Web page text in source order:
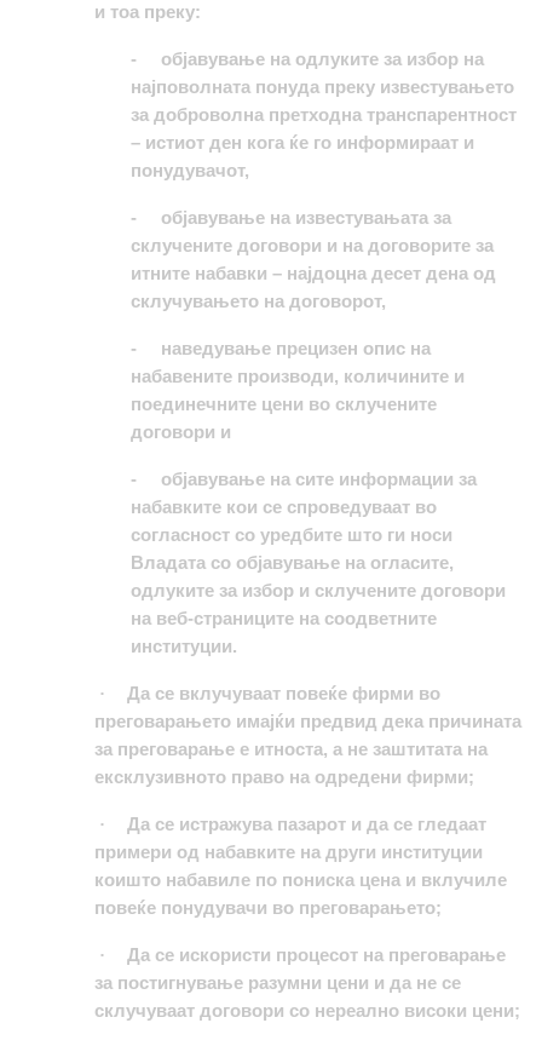
и тоа преку:
-
објавување на одлуките за избор на
најповолната понуда преку известувањето
за доброволна претходна транспарентност
– истиот ден кога ќе го информираат и
понудувачот,
-
објавување на известувањата за
склучените договори и на договорите за
итните набавки – најдоцна десет дена од
склучувањето на договорот,
-
наведување прецизен опис на
набавените производи, количините и
поединечните цени во склучените
договори и
-
објавување на сите информации за
набавките кои се спроведуваат во
согласност со уредбите што ги носи
Владата со објавување на огласите,
одлуките за избор и склучените договори
на веб-страниците на соодветните
институции.
·
Да се вклучуваат повеќе фирми во
преговарањето имајќи предвид дека причината
за преговарање е итноста, а не заштитата на
ексклузивното право на одредени фирми;
·
Да се истражува пазарот и да се гледаат
примери од набавките на други институции
коишто набавиле по пониска цена и вклучиле
повеќе понудувачи во преговарањето;
·
Да се искористи процесот на преговарање
за постигнување разумни цени и да не се
склучуваат договори со нереално високи цени;